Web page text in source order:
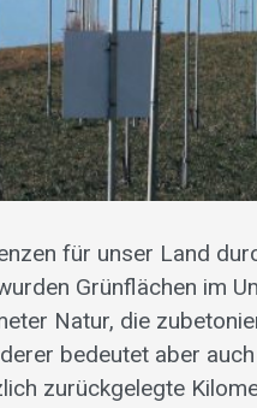
für unser Land
Grünflächen im
Natur, die
bedeutet aber
zurückgelegte